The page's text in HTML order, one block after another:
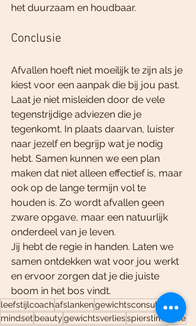
het duurzaam en houdbaar.
Conclusie
Afvallen hoeft niet moeilijk te zijn als je
kiest voor een aanpak die bij jou past.
Laat je niet misleiden door de vele
tegenstrijdige adviezen die je
tegenkomt. In plaats daarvan, luister
naar jezelf en begrijp wat je nodig
hebt. Samen kunnen we een plan
maken dat niet alleen effectief is, maar
ook op de lange termijn vol te
houden is. Zo wordt afvallen geen
zware opgave, maar een natuurlijk
onderdeel van je leven.
Jij hebt de regie in handen. Laten we
samen ontdekken wat voor jou werkt
en ervoor zorgen dat je die juiste
boom in het bos vindt.
leefstijlcoachafslankengewichtsconsulent
mindset beautygewichtsverliesspierstimulatie